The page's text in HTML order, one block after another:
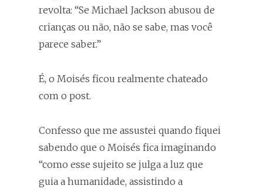
revolta: “Se Michael Jackson abusou de
crianças ou não, não se sabe, mas você
parece saber.”
É, o Moisés ficou realmente chateado
com o post.
Confesso que me assustei quando fiquei
sabendo que o Moisés fica imaginando
“como esse sujeito se julga a luz que
guia a humanidade, assistindo a